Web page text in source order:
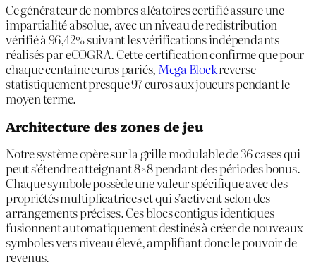
Ce générateur de nombres aléatoires certifié assure une
impartialité absolue, avec un niveau de redistribution
vérifié à 96,42% suivant les vérifications indépendants
réalisés par eCOGRA. Cette certification confirme que pour
chaque centaine euros pariés, Mega Blockreverse
statistiquement presque 97 euros aux joueurs pendant le
moyen terme.
Architecture des zones de jeu
Notre système opère sur la grille modulable de 36 cases qui
peut s’étendre atteignant 8×8 pendant des périodes bonus.
Chaque symbole possède une valeur spécifique avec des
propriétés multiplicatrices et qui s’activent selon des
arrangements précises. Ces blocs contigus identiques
fusionnent automatiquement destinés à créer de nouveaux
symboles vers niveau élevé, amplifiant donc le pouvoir de
revenus.